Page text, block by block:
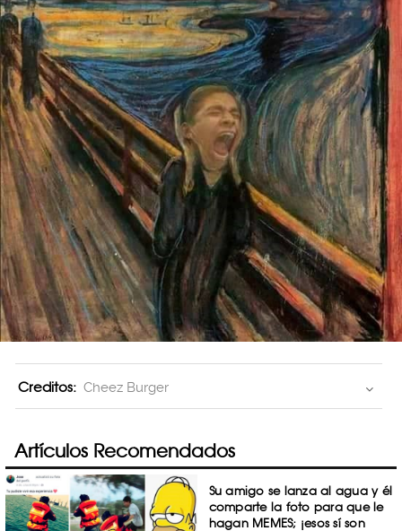
Creditos: Cheez Burger
Artículos Recomendados
Su amigo se lanza al agua y él
comparte la foto para que le
hagan MEMES; ¡esos sí son